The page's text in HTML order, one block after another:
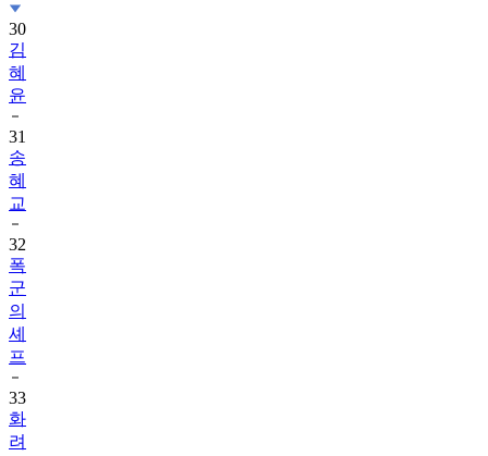
30
김
혜
윤
31
송
혜
교
32
폭
군
의
셰
프
33
화
려